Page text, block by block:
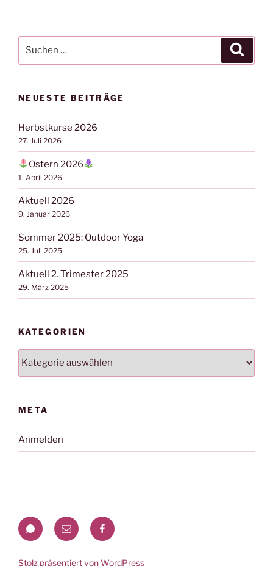
nach:
NEUESTE BEITRÄGE
Herbstkurse 2026
27. Juli 2026
Ostern 2026
1. April 2026
Aktuell 2026
9. Januar 2026
Sommer 2025: Outdoor Yoga
25. Juli 2025
Aktuell 2. Trimester 2025
29. März 2025
KATEGORIEN
META
Anmelden
WhatsAppMail Facebook
Stolz präsentiert von WordPress